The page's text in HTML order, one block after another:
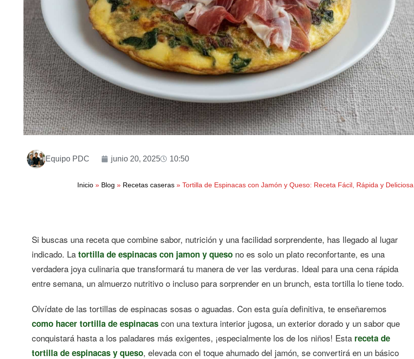
Equipo PDC junio 20, 2025 10:50
Inicio» Blog » Recetas caseras» Tortilla de Espinacas con Jamón y Queso: Receta Fácil, Rápida y Deliciosa
Si buscas una receta que combine sabor, nutrición y una facilidad sorprendente, has llegado al lugar
indicado. La tortilla de espinacas con jamon y queso no es solo un plato reconfortante, es una
verdadera joya culinaria que transformará tu manera de ver las verduras. Ideal para una cena rápida
entre semana, un almuerzo nutritivo o incluso para sorprender en un brunch, esta tortilla lo tiene todo.
Olvídate de las tortillas de espinacas sosas o aguadas. Con esta guía definitiva, te enseñaremos
como hacer tortilla de espinacas con una textura interior jugosa, un exterior dorado y un sabor que
conquistará hasta a los paladares más exigentes, ¡especialmente los de los niños! Esta receta de
tortilla de espinacas y queso, elevada con el toque ahumado del jamón, se convertirá en un básico